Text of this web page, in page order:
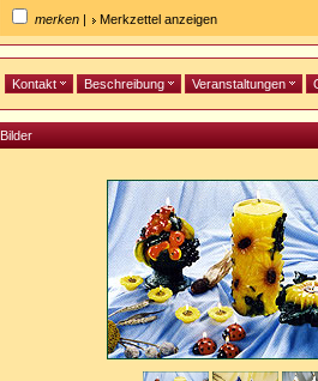
merken | Merkzettel anzeigen
Kontakt Beschreibung Veranstaltungen
Bilder